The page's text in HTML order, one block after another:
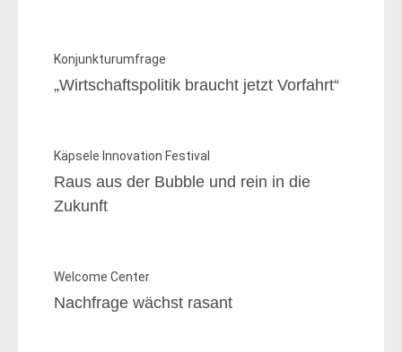
Konjunkturumfrage
„Wirtschaftspolitik braucht jetzt Vorfahrt“
Käpsele Innovation Festival
Raus aus der ­Bubble und rein in die
Zukunft
Welcome Center
Nachfrage wächst rasant